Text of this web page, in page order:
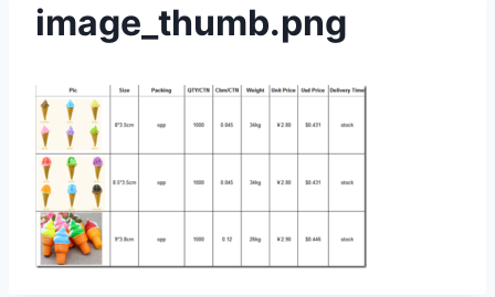
image_thumb.png